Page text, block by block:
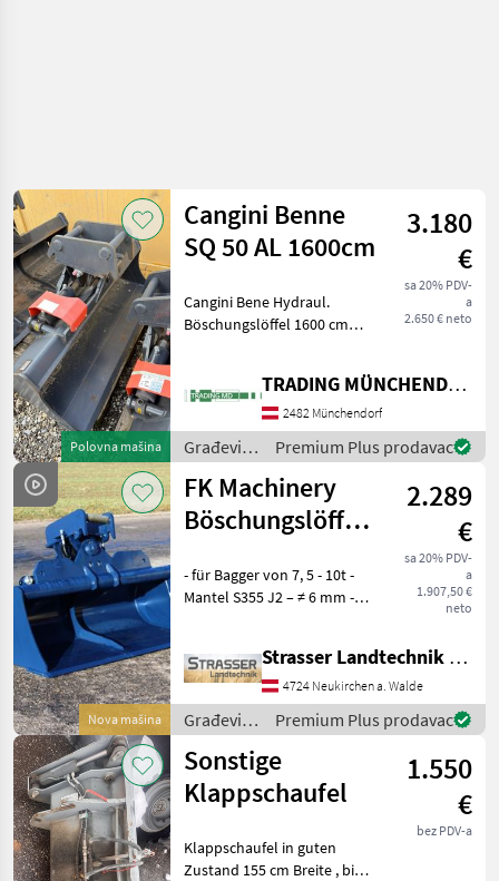
Polovna mašina
Cangini Benne
SQ 50 AL 1600cm
3.180
€
sa 20% PDV-
a
2.650 € neto
Cangini Bene Hydraul.
Böschungslöffel 1600 cm
Građevinski strojevi Lopate
TRADING MÜNCHENDORF Handels GmbH
2482 Münchendorf
Građevinski
strojevi /
Cangini
Premium Plus prodavac
Nova mašina
FK Machinery
Böschungslöffel
10t
2.289
€
sa 20% PDV-
a
1.907,50 €
neto
- für Bagger von 7, 5 - 10t -
Mantel S355 J2 – ≠ 6 mm -
12 mm - Schürfleiste HB500
– 200×20 - Strebe S355 J2
Strasser Landtechnik GmbH
4724 Neukirchen a. Walde
Građevinski
strojevi /
FK
Machinery
Premium Plus prodavac
Sonstige
Klappschaufel
1.550
€
bez PDV-a
Klappschaufel in guten
Zustand 155 cm Breite , bi